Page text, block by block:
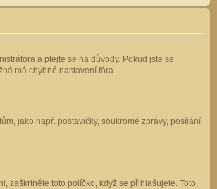
a ptejte se na důvody. Pokud jste se
má chybné nastavení fóra.
jako např. postavičky, soukromé zprávy, posílání
zaškrtněte toto políčko, když se přihlašujete. Toto